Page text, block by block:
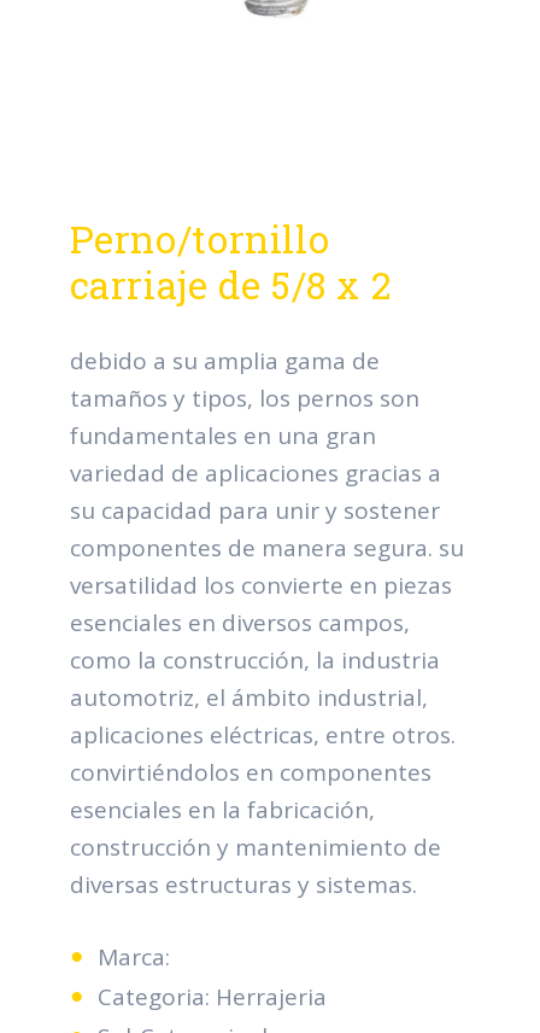
Perno/tornillo
carriaje de 5/8 x 2
debido a su amplia gama de
tamaños y tipos, los pernos son
fundamentales en una gran
variedad de aplicaciones gracias a
su capacidad para unir y sostener
componentes de manera segura. su
versatilidad los convierte en piezas
esenciales en diversos campos,
como la construcción, la industria
automotriz, el ámbito industrial,
aplicaciones eléctricas, entre otros.
convirtiéndolos en componentes
esenciales en la fabricación,
construcción y mantenimiento de
diversas estructuras y sistemas.
Marca:
Categoria: Herrajeria